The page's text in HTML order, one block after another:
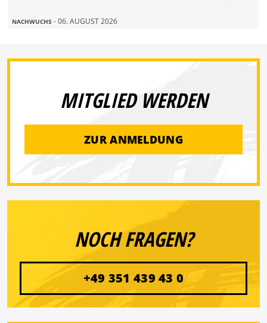
NACHWUCHS - 06. AUGUST 2026
MITGLIED WERDEN
ZUR ANMELDUNG
NOCH FRAGEN?
+49 351 439 43 0